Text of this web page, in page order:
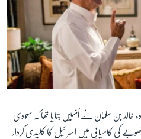
خالد بن سلمان نے اُنہیں بتایا تھا کہ سعودی
کے اقتصادی منصوبے کی کامیابی میں اسرائیل کا کلیدی کردار